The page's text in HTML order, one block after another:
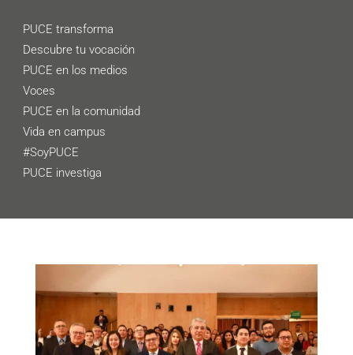
PUCE transforma
Descubre tu vocación
PUCE en los medios
Voces
PUCE en la comunidad
Vida en campus
#SoyPUCE
PUCE investiga